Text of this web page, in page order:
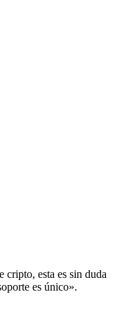
cripto, esta es sin duda
es único».